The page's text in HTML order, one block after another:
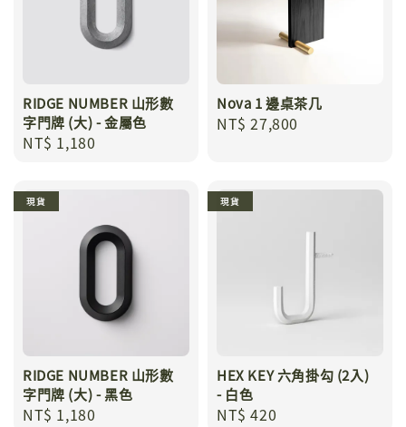
RIDGE NUMBER 山形數
字門牌 (大) - 金屬色
Regular
NT$ 1,180
Nova 1 邊桌茶几
Regular
NT$ 27,800
現貨
RIDGE NUMBER 山形數
字門牌 (大) - 黑色
Regular
NT$ 1,180
現貨
HEX KEY 六角掛勾 (2入)
- 白色
Regular
NT$ 420